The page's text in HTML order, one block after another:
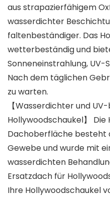
aus strapazierfähigem
wasserdichter
faltenbeständiger. Das
wetterbeständig und
Sonneneinstrahlung, UV-
Nach dem täglichen
zu warten.
【Wasserdichter und
Hollywoodschaukel】
Dachoberfläche besteht
Gewebe und wurde mit
wasserdichten
Ersatzdach für
Ihre Hollywoodschaukel